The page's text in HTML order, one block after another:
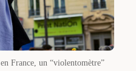
France, un “violentomètre”